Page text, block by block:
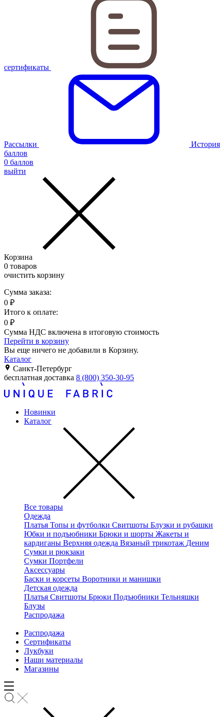
сертификаты
Рассылки
История
баллов
0 баллов
выйти
Корзина
0 товаров
очистить корзину
Сумма заказа:
0 ₽
Итого к оплате:
0 ₽
Сумма НДС включена в итоговую стоимость
Перейти в корзину
Вы еще ничего не добавили в Корзину.
Каталог
Санкт-Петербург
бесплатная доставка 8 (800) 350-30-95
Новинки
Каталог
Все товары
Одежда
Платья Топы и футболки Свитшоты Блузки и рубашки
Юбки и подъюбники Брюки и шорты Жакеты и
кардиганы Верхняя одежда Вязаный трикотаж Деним
Сумки и рюкзаки
Сумки Портфели
Аксессуары
Баски и корсеты Воротники и манишки
Детская одежда
Платья Свитшоты Брюки Подъюбники Тельняшки
Блузы
Распродажа
Распродажа
Сертификаты
Лукбуки
Наши материалы
Магазины